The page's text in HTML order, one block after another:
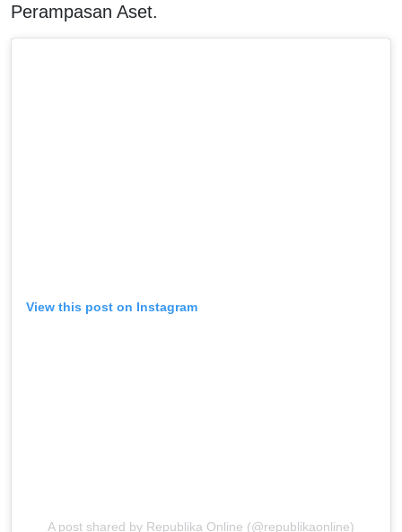
Perampasan Aset.
View this post on Instagram
A post shared by Republika Online (@republikaonline)